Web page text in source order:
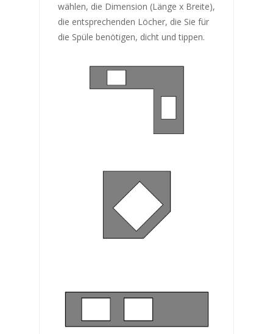
wählen, die Dimension (Länge x Breite),
die entsprechenden Löcher, die Sie für
die Spüle benötigen, dicht und tippen.